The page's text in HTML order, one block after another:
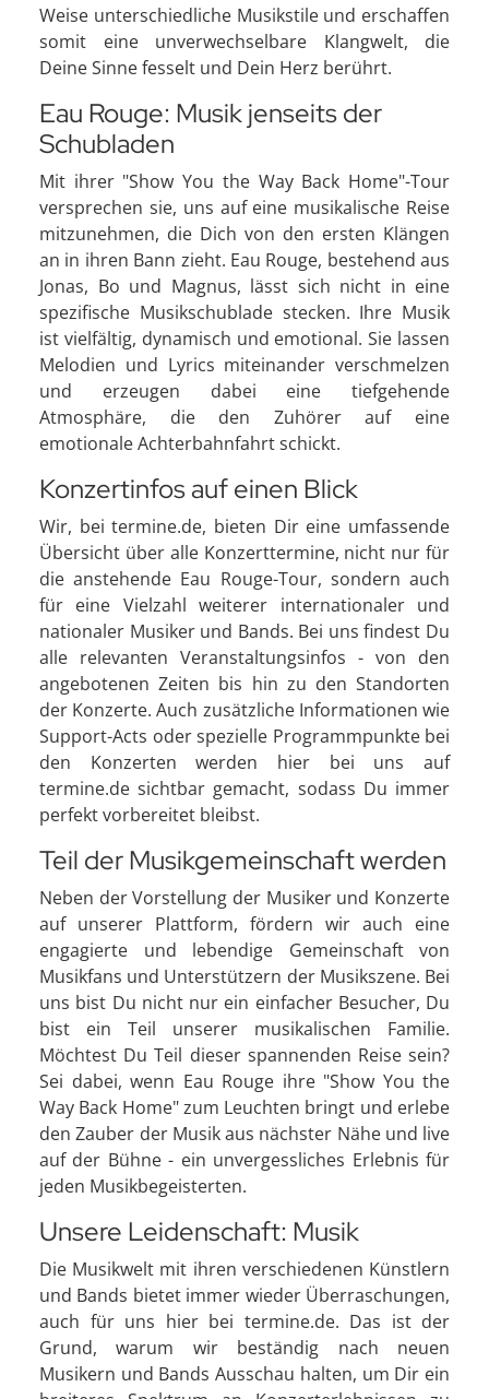
Weise unterschiedliche Musikstile und erschaffen
somit eine unverwechselbare Klangwelt, die
Deine Sinne fesselt und Dein Herz berührt.
Eau Rouge: Musik jenseits der
Schubladen
Mit ihrer "Show You the Way Back Home"-Tour
versprechen sie, uns auf eine musikalische Reise
mitzunehmen, die Dich von den ersten Klängen
an in ihren Bann zieht. Eau Rouge, bestehend aus
Jonas, Bo und Magnus, lässt sich nicht in eine
spezifische Musikschublade stecken. Ihre Musik
ist vielfältig, dynamisch und emotional. Sie lassen
Melodien und Lyrics miteinander verschmelzen
und erzeugen dabei eine tiefgehende
Atmosphäre, die den Zuhörer auf eine
emotionale Achterbahnfahrt schickt.
Konzertinfos auf einen Blick
Wir, bei termine.de, bieten Dir eine umfassende
Übersicht über alle Konzerttermine, nicht nur für
die anstehende Eau Rouge-Tour, sondern auch
für eine Vielzahl weiterer internationaler und
nationaler Musiker und Bands. Bei uns findest Du
alle relevanten Veranstaltungsinfos - von den
angebotenen Zeiten bis hin zu den Standorten
der Konzerte. Auch zusätzliche Informationen wie
Support-Acts oder spezielle Programmpunkte bei
den Konzerten werden hier bei uns auf
termine.de sichtbar gemacht, sodass Du immer
perfekt vorbereitet bleibst.
Teil der Musikgemeinschaft werden
Neben der Vorstellung der Musiker und Konzerte
auf unserer Plattform, fördern wir auch eine
engagierte und lebendige Gemeinschaft von
Musikfans und Unterstützern der Musikszene. Bei
uns bist Du nicht nur ein einfacher Besucher, Du
bist ein Teil unserer musikalischen Familie.
Möchtest Du Teil dieser spannenden Reise sein?
Sei dabei, wenn Eau Rouge ihre "Show You the
Way Back Home" zum Leuchten bringt und erlebe
den Zauber der Musik aus nächster Nähe und live
auf der Bühne - ein unvergessliches Erlebnis für
jeden Musikbegeisterten.
Unsere Leidenschaft: Musik
Die Musikwelt mit ihren verschiedenen Künstlern
und Bands bietet immer wieder Überraschungen,
auch für uns hier bei termine.de. Das ist der
Grund, warum wir beständig nach neuen
Musikern und Bands Ausschau halten, um Dir ein